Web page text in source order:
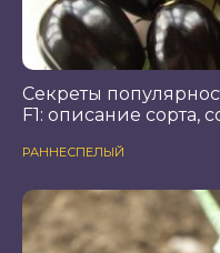
Секреты
F1: описание
РАННЕСПЕЛЫЙ